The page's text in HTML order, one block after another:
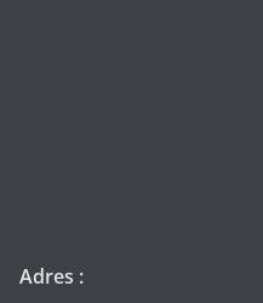
Adres :